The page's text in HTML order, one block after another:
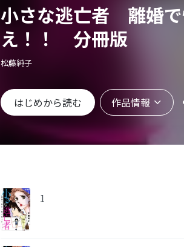
小さな逃亡者 離婚
え！！ 分冊版
松藤純子
はじめから読む 作品情報
1